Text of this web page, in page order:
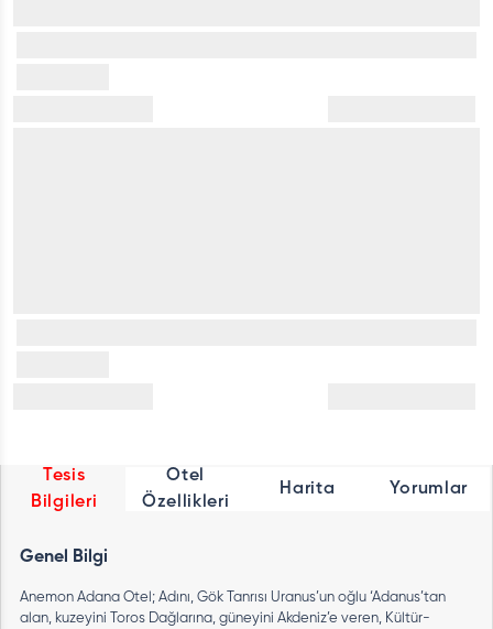
Tesis
Bilgileri
Otel
Özellikleri
Harita Yorumlar
Genel Bilgi
Anemon Adana Otel; Adını, Gök Tanrısı Uranus’un oğlu ‘Adanus’tan
alan, kuzeyini Toros Dağlarına, güneyini Akdeniz’e veren, Kültür-